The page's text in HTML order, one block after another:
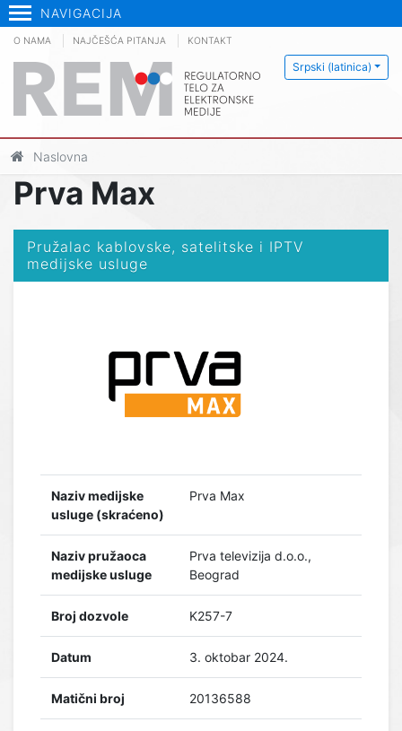
NAVIGACIJA
Srpski (latinica)
O NAMA NAJČEŠĆA PITANJA KONTAKT
Naslovna
Prva Max
Pružalac kablovske, satelitske i IPTV
medijske usluge
Naziv medijske
usluge (skraćeno)
Prva Max
Naziv pružaoca
medijske usluge
Prva televizija d.o.o.,
Beograd
Broj dozvole K257-7
Datum 3. oktobar 2024.
Matični broj 20136588